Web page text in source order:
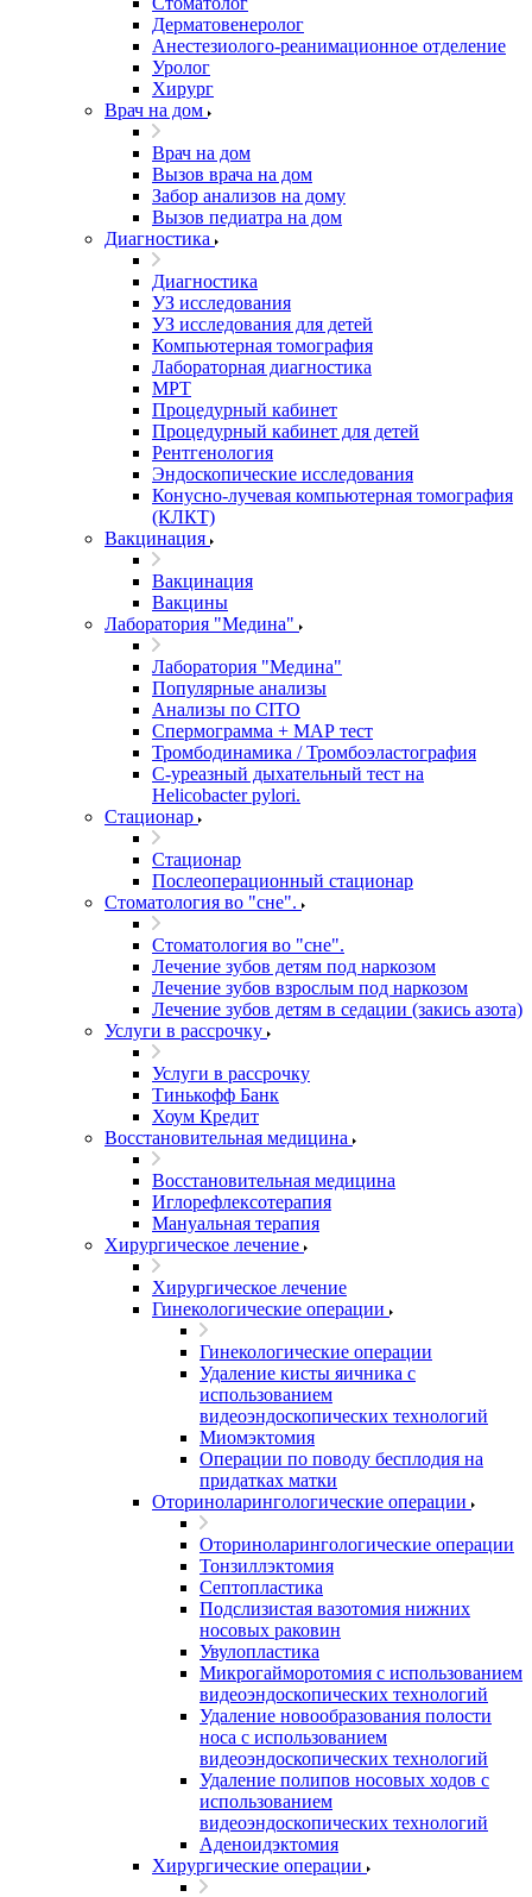
Дерматовенеролог
Анестезиолого-реанимационное отделение
Уролог
Хирург
Врач на дом
Врач на дом
Вызов врача на дом
Забор анализов на дому
Вызов педиатра на дом
Диагностика
Диагностика
УЗ исследования
УЗ исследования для детей
Компьютерная томография
Лабораторная диагностика
МРТ
Процедурный кабинет
Процедурный кабинет для детей
Рентгенология
Эндоскопические исследования
Конусно-лучевая компьютерная томография
(КЛКТ)
Вакцинация
Вакцинация
Вакцины
Лаборатория "Медина"
Лаборатория "Медина"
Популярные анализы
Анализы по CITO
Спермограмма + МАР тест
Тромбодинамика / Тромбоэластография
С-уреазный дыхательный тест на
Helicobacter pylori.
Стационар
Стационар
Послеоперационный стационар
Стоматология во "сне".
Стоматология во "сне".
Лечение зубов детям под наркозом
Лечение зубов взрослым под наркозом
Лечение зубов детям в седации (закись азота)
Услуги в рассрочку
Услуги в рассрочку
Тинькофф Банк
Хоум Кредит
Восстановительная медицина
Восстановительная медицина
Иглорефлексотерапия
Мануальная терапия
Хирургическое лечение
Хирургическое лечение
Гинекологические операции
Гинекологические операции
Удаление кисты яичника с
использованием
видеоэндоскопических технологий
Миомэктомия
Операции по поводу бесплодия на
придатках матки
Оториноларингологические операции
Оториноларингологические операции
Тонзиллэктомия
Септопластика
Подслизистая вазотомия нижних
носовых раковин
Увулопластика
Микрогайморотомия с использованием
видеоэндоскопических технологий
Удаление новообразования полости
носа с использованием
видеоэндоскопических технологий
Удаление полипов носовых ходов с
использованием
видеоэндоскопических технологий
Аденоидэктомия
Хирургические операции